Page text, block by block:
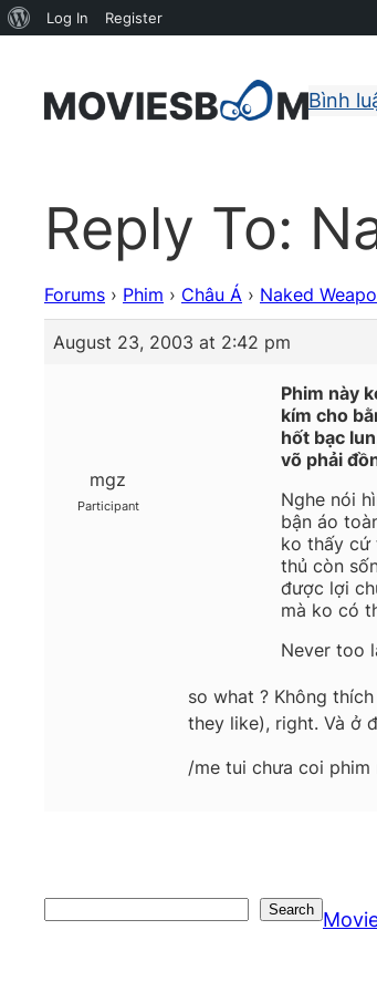
Bình
Reply To:
Forums › Phim › Châu Á › Naked
August 23, 2003 at 2:42 pm
mgz
Participant
Phim này
kím cho
hốt bạc
võ phải
Nghe nói
bận áo
ko thấy cứ
thủ còn
được lợi
mà ko có
Never too
so what ? Không
they like), right. Và ở
/me tui chưa coi
Search
About
Log In Register